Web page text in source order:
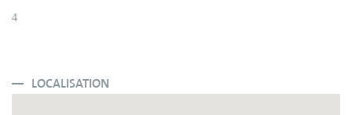
4
LOCALISATION